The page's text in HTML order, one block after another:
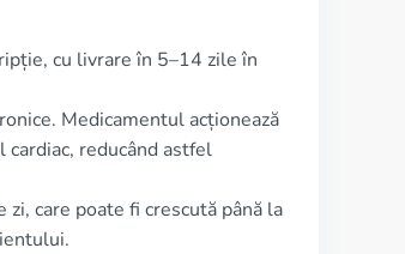
cu livrare în 5–14 zile în
Medicamentul acționează
reducând astfel
care poate fi crescută până la